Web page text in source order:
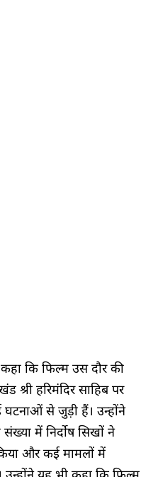
कि फिल्म उस दौर की
हरिमंदिर साहिब पर
घटनाओं से जुड़ी हैं। उन्होंने
में निर्दोष सिखों ने
और कई मामलों में